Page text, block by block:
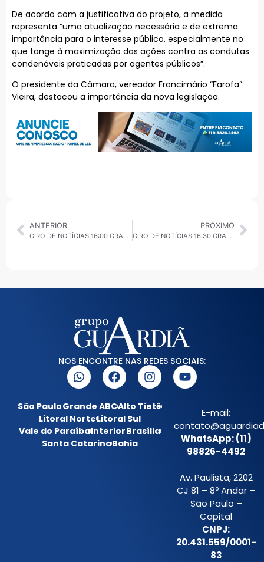
De acordo com a justificativa do projeto, a medida
representa “uma atualização necessária e de extrema
importância para o interesse público, especialmente no
que tange à maximização das ações contra as condutas
condenáveis praticadas por agentes públicos”.
O presidente da Câmara, vereador Francimário “Farofa”
Vieira, destacou a importância da nova legislação.
ANTERIOR
GIRO DE NOTÍCIAS 16:00 GRANDE ABC E BRASIL 21/08/2025
PRÓXIMO
GIRO DE NOTÍCIAS 16:30 GRANDE ABC E BRASIL 21/08/2025
NOS ENCONTRE NAS REDES SOCIAIS:
São PauloGrande ABCAlto Tietê
Litoral NorteLitoral Sul
Vale do ParaíbaInteriorBrasília
Santa CatarinaBahia
E-mail:
WhatsApp: (11)
98826-4492
Av. Paulista, 2202
CJ 81 – 8º Andar –
São Paulo –
Capital
CNPJ:
20.431.559/0001-
83